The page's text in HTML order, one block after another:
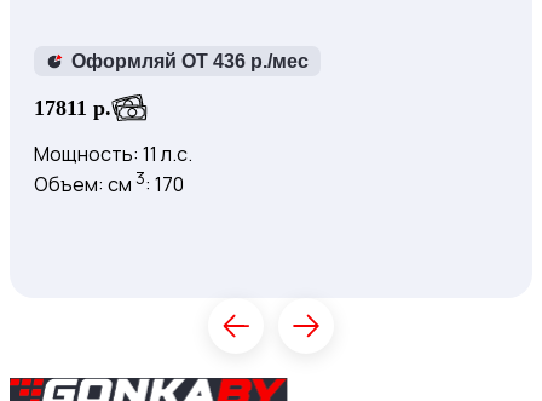
Оформляй ОТ 436 р./мес
17811 р.
Мощность: 11 л.с.
Объем: см 3: 170